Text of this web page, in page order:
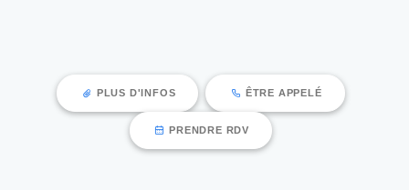
PLUS D'INFOS ÊTRE APPELÉ
PRENDRE RDV